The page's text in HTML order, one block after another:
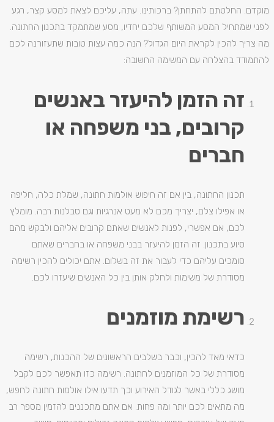
מוקדם. החלטתם להתחתן? ברכותינו. עתה, עליכם לצאת למסע קצר, רגע
לפני שמתחיל המסע המשותף שלכם יחדיו, מסע שמתמקד בתכנון החתונה.
מה צריך להכין לקראת היום הגדול? הנה כמה עצות טובות שתעזורנה לכם
להתמודד בהצלחה עם המשימה החשובה:
זה הזמן להיעזר באנשים
קרובים, בני משפחה או
חברים
תכנון החתונה, בין אם זה חיפוש אולמות חתונה, שמלת כלה, חליפה
או אפילו צלם, יצריך מכם לא מעט אנרגיות וגם סבלנות רבה. מומלץ
לכם, אם אפשרי, לפנות לאנשים שאתם קרובים אליהם ולבקש מהם
סיוע בתכנון. זה הזמן להיעזר בבני משפחה או בחברים שאתם
סומכים עליהם כדי לעבור את זה בשלום. אתם יכולים להכין רשימה
מסודרת של משימות ולחלק אותן בין כל האנשים שיעזרו לכם.
רשימת מוזמנים
כדאי מאד להכין, וכבר בשלבים הראשונים של ההכנות, רשימה
מסודרת של כל המוזמנים לחתונה. רשימה כזו תאפשר לכם לקבל
מושג כללי באשר לגודל האירוע וכך תדעו אילו אולמות חתונה לחפש,
מה מתאים לכם יותר ומה פחות. אם אתם מתכננים להזמין מספר רב